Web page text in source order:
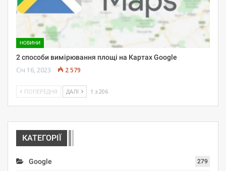
НОВИНИ
2 способи вимірювання площі на Картах Google
Січ 16, 2023 2 579
ПОПЕРЕДНЯ ДАЛІ 1 з 206
КАТЕГОРІЇ
Google 279